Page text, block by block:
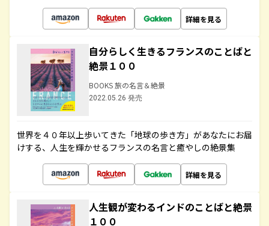
詳細を見る
自分らしく生きるフランスのことばと
絶景１００
BOOKS 旅の名言＆絶景
2022.05.26 発売
世界を４０年以上歩いてきた「地球の歩き方」があなたにお届
けする、人生を輝かせるフランスの名言と癒やしの絶景集
詳細を見る
人生観が変わるインドのことばと絶景
１００